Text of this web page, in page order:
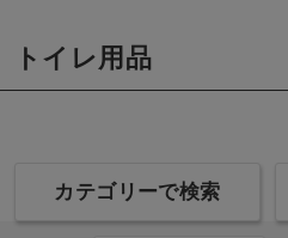
トイレ用品
カテゴリーで検索